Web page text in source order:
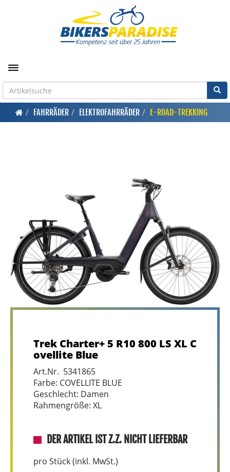
Toggle navigation
FAHRRÄDER ELEKTROFAHRRÄDER E-ROAD-TREKKING
Trek Charter+ 5 R10 800 LS XL C
ovellite Blue
Art.Nr. 5341865
Farbe: COVELLITE BLUE
Geschlecht: Damen
Rahmengröße: XL
DER ARTIKEL IST Z.Z. NICHT LIEFERBAR
pro Stück (inkl. MwSt.)